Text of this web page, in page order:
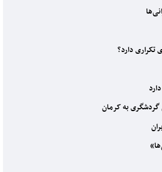
تکراری دارد؟
گردشگری به کرمان